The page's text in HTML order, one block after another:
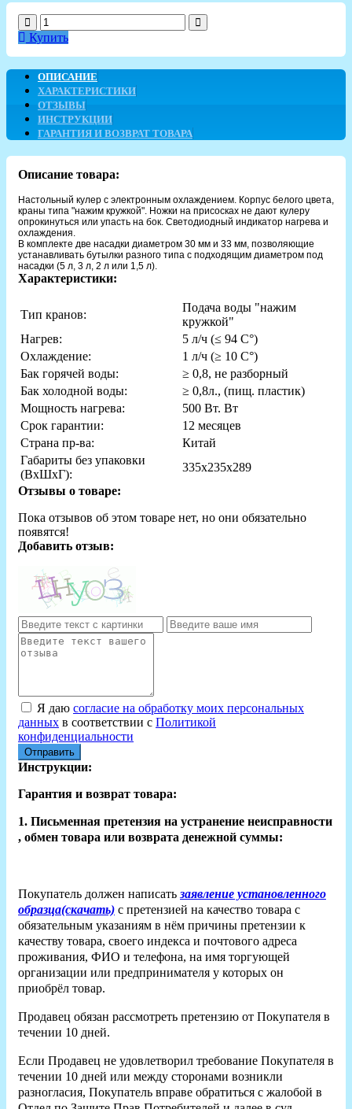
Купить
ОПИСАНИЕ
ХАРАКТЕРИСТИКИ
ОТЗЫВЫ
ИНСТРУКЦИИ
ГАРАНТИЯ И ВОЗВРАТ ТОВАРА
Описание товара:
Настольный кулер с электронным охлаждением. Корпус белого цвета,
краны типа "нажим кружкой". Ножки на присосках не дают кулеру
опрокинуться или упасть на бок. Светодиодный индикатор нагрева и
охлаждения.
В комплекте две насадки диаметром 30 мм и 33 мм, позволяющие
устанавливать бутылки разного типа с подходящим диаметром под
насадки (5 л, 3 л, 2 л или 1,5 л).
Характеристики:
Тип кранов:
Подача воды "нажим
кружкой"
Нагрев:
5 л/ч (≤ 94 C°)
Охлаждение:
1 л/ч (≥ 10 C°)
Бак горячей воды:
≥ 0,8, не разборный
Бак холодной воды:
≥ 0,8л., (пищ. пластик)
Мощность нагрева:
500 Вт. Вт
Срок гарантии:
12 месяцев
Страна пр-ва:
Китай
Габариты без упаковки
(ВxШxГ):
335х235х289
Отзывы о товаре:
Пока отзывов об этом товаре нет, но они обязательно
появятся!
Добавить отзыв:
Я даю согласие на обработку моих персональных
данных в соответствии с Политикой
конфиденциальности
Отправить
Инструкции:
Гарантия и возврат товара:
1. Письменная претензия на устранение неисправности
, обмен товара или возврата денежной суммы:
Покупатель должен написать заявление установленного
образца(скачать) с претензией на качество товара с
обязательным указаниям в нём причины претензии к
качеству товара, своего индекса и почтового адреса
проживания, ФИО и телефона, на имя торгующей
организации или предпринимателя у которых он
приобрёл товар.
Продавец обязан рассмотреть претензию от Покупателя в
течении 10 дней.
Если Продавец не удовлетворил требование Покупателя в
течении 10 дней или между сторонами возникли
разногласия, Покупатель вправе обратиться с жалобой в